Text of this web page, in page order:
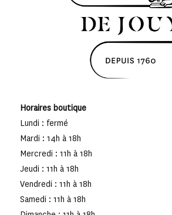
Horaires boutique
Lundi : fermé
Mardi : 14h à 18h
Mercredi : 11h à 18h
Jeudi : 11h à 18h
Vendredi : 11h à 18h
Samedi : 11h à 18h